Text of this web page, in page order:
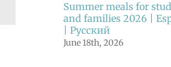
Summer meals for
and families 2026 |
| Русский
June 18th, 2026